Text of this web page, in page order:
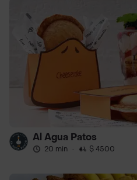
Al Agua Patos
20 min · $ 4500